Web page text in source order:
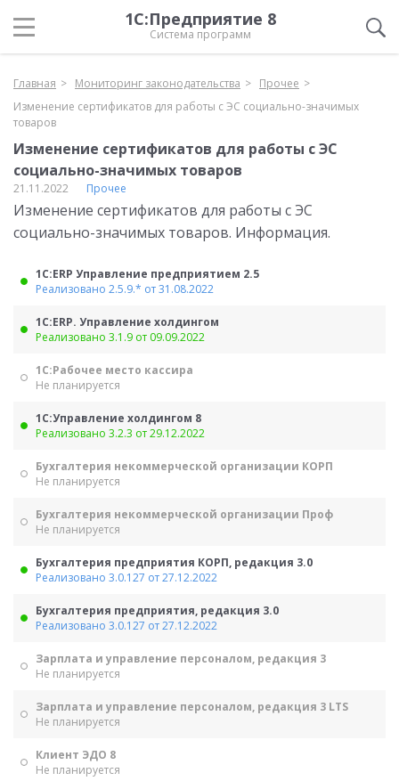
1С:Предприятие 8
Система программ
Главная Мониторинг законодательства
Прочее
Изменение сертификатов для работы с ЭС социально-значимых
товаров
Изменение сертификатов для работы с ЭС
социально-значимых товаров
21.11.2022 Прочее
Изменение сертификатов для работы с ЭС
социально-значимых товаров. Информация.
1С:ERP Управление предприятием 2.5
Реализовано 2.5.9.* от 31.08.2022
1С:ERP. Управление холдингом
Реализовано 3.1.9 от 09.09.2022
1С:Рабочее место кассира
Не планируется
1С:Управление холдингом 8
Реализовано 3.2.3 от 29.12.2022
Бухгалтерия некоммерческой организации КОРП
Не планируется
Бухгалтерия некоммерческой организации Проф
Не планируется
Бухгалтерия предприятия КОРП, редакция 3.0
Реализовано 3.0.127 от 27.12.2022
Бухгалтерия предприятия, редакция 3.0
Реализовано 3.0.127 от 27.12.2022
Зарплата и управление персоналом, редакция 3
Не планируется
Зарплата и управление персоналом, редакция 3 LTS
Не планируется
Клиент ЭДО 8
Не планируется